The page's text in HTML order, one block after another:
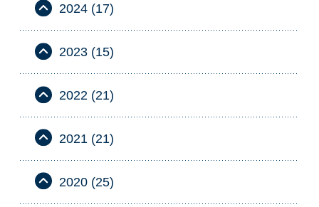
2024 (17)
2023 (15)
2022 (21)
2021 (21)
2020 (25)